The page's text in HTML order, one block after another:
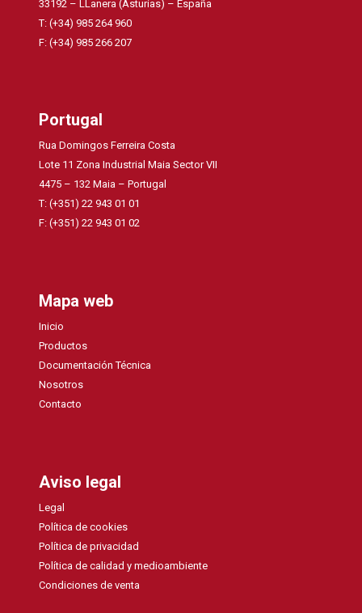
33192 – LLanera (Asturias) – España
T: (+34) 985 264 960
F: (+34) 985 266 207
Portugal
Rua Domingos Ferreira Costa
Lote 11 Zona Industrial Maia Sector VII
4475 – 132 Maia – Portugal
T: (+351) 22 943 01 01
F: (+351) 22 943 01 02
Mapa web
Inicio
Productos
Documentación Técnica
Nosotros
Contacto
Aviso legal
Legal
Política de cookies
Política de privacidad
Política de calidad y medioambiente
Condiciones de venta